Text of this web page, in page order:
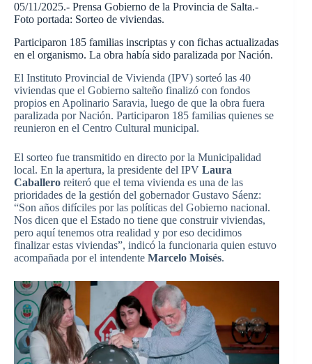
05/11/2025.- Prensa Gobierno de la Provincia de Salta.-
Foto portada: Sorteo de viviendas.
Participaron 185 familias inscriptas y con fichas actualizadas
en el organismo. La obra había sido paralizada por Nación.
El Instituto Provincial de Vivienda (IPV) sorteó las 40
viviendas que el Gobierno salteño finalizó con fondos
propios en Apolinario Saravia, luego de que la obra fuera
paralizada por Nación. Participaron 185 familias quienes se
reunieron en el Centro Cultural municipal.
El sorteo fue transmitido en directo por la Municipalidad
local. En la apertura, la presidente del IPV Laura
Caballero reiteró que el tema vivienda es una de las
prioridades de la gestión del gobernador Gustavo Sáenz:
“Son años difíciles por las políticas del Gobierno nacional.
Nos dicen que el Estado no tiene que construir viviendas,
pero aquí tenemos otra realidad y por eso decidimos
finalizar estas viviendas”, indicó la funcionaria quien estuvo
acompañada por el intendente Marcelo Moisés.